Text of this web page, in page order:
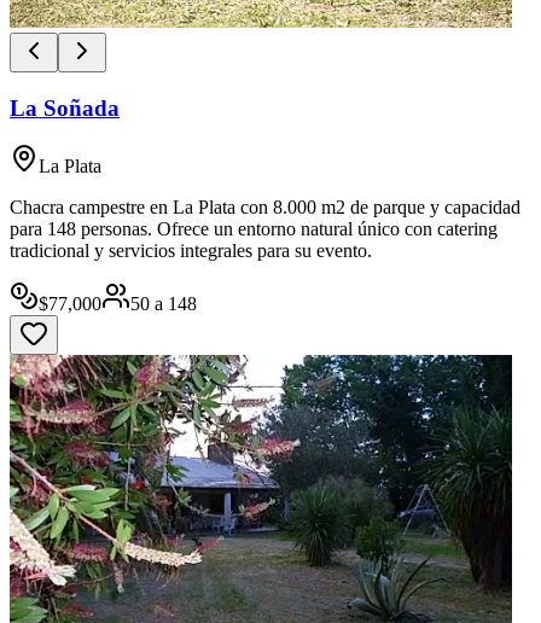
La Soñada
La Plata
Chacra campestre en La Plata con 8.000 m2 de parque y capacidad
para 148 personas. Ofrece un entorno natural único con catering
tradicional y servicios integrales para su evento.
$77,000 50 a 148